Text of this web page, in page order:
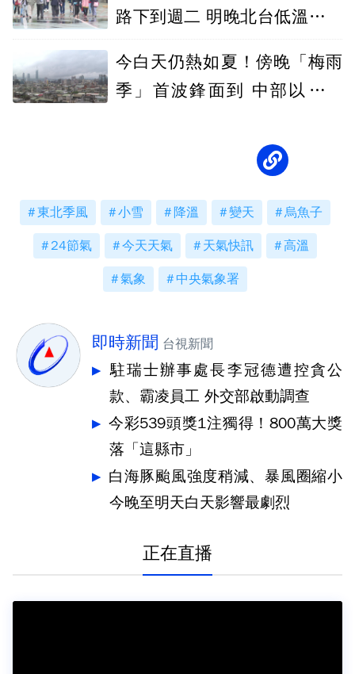
路下到週二 明晚北台低溫恐探
今白天仍熱如夏！傍晚「梅雨
季」首波鋒面到 中部以北轉
東北季風 小雪 降溫 變天 烏魚子
24節氣 今天天氣 天氣快訊 高溫
氣象 中央氣象署
即時新聞 台視新聞
駐瑞士辦事處長李冠德遭控貪公
款、霸凌員工 外交部啟動調查
今彩539頭獎1注獨得！800萬大獎
落「這縣市」
白海豚颱風強度稍減、暴風圈縮小
今晚至明天白天影響最劇烈
正在直播